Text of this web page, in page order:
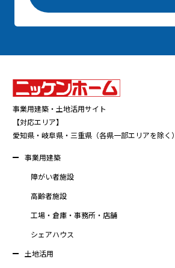
事業用建築・土地活用サイト
【対応エリア】
愛知県・岐阜県・三重県（各県一部エリアを除く）
事業用建築
障がい者施設
高齢者施設
工場・倉庫・事務所・店舗
シェアハウス
土地活用